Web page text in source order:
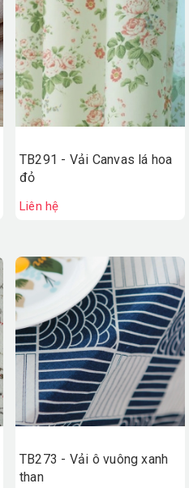
TB291 - Vải Canvas lá hoa
đỏ
Liên hệ
TB273 - Vải ô vuông xanh
than